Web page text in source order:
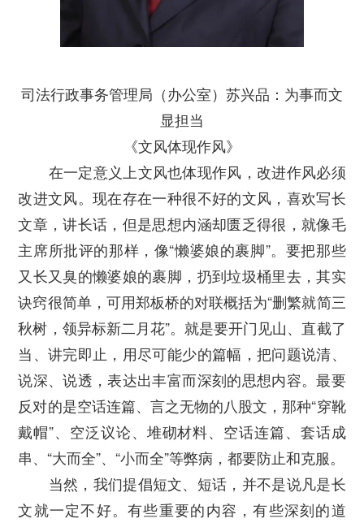
司法行政事务管理局（办公室）苏兴品：为事而文
显担当
《文风体现作风》
在一定意义上文风也体现作风，改进作风必须
改进文风。现在存在一种很不好的文风，喜欢写长
文章，讲长话，但是思想内涵却匮乏得很，就像毛
主席所批评的那样，像“懒婆娘的裹脚”。要把那些
又长又臭的懒婆娘的裹脚，扔到垃圾桶里去，其实
诀窍很简单，可用郑板桥的对联概括为“删繁就简三
秋树，领异标新二月花”。就是要开门见山、直截了
当、讲完即止，用尽可能少的篇幅，把问题说清、
说深、说透，表达出丰富而深刻的思想内容。最要
反对的是空话连篇、言之无物的八股文，那种“穿靴
戴帽”、空泛议论、堆砌材料、空话连篇、套话成
串、“大而全”、“小而全”等弊病，都要防止和克服。
当然，我们提倡短文、短话，并不是说凡是长
文就一定不好。有些重要的内容，有些深刻的道